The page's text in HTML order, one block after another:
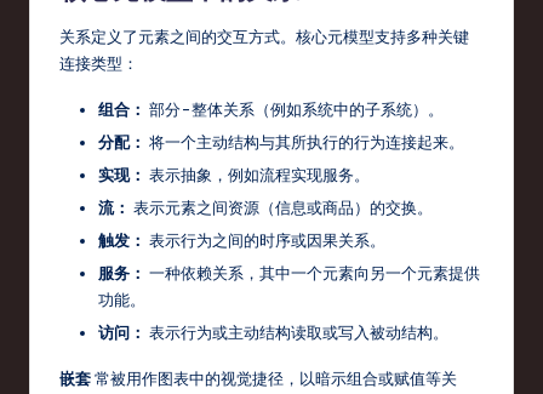
关系定义了元素之间的交互方式。核心元模型支持多种关键
连接类型：
组合： 部分-整体关系（例如系统中的子系统）。
分配： 将一个主动结构与其所执行的行为连接起来。
实现： 表示抽象，例如流程实现服务。
流： 表示元素之间资源（信息或商品）的交换。
触发： 表示行为之间的时序或因果关系。
服务： 一种依赖关系，其中一个元素向另一个元素提供
功能。
访问： 表示行为或主动结构读取或写入被动结构。
嵌套常被用作图表中的视觉捷径，以暗示组合或赋值等关